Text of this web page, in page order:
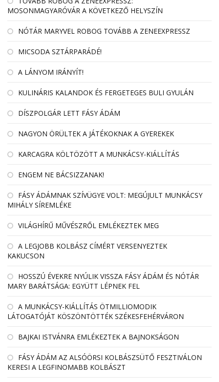
MOSONMAGYARÓVÁR A KÖVETKEZŐ HELYSZÍN
NÓTÁR MARYVEL ROBOG TOVÁBB A ZENEEXPRESSZ
MICSODA SZTÁRPARÁDÉ!
A LÁNYOM IRÁNYÍT!
KULINÁRIS KALANDOK ÉS FERGETEGES BULI GYULÁN
DÍSZPOLGÁR LETT FÁSY ÁDÁM
NAGYON ÖRÜLTEK A JÁTÉKOKNAK A GYEREKEK
KARCAGRA KÖLTÖZÖTT A MUNKÁCSY-KIÁLLÍTÁS
ENGEM NE BÁCSIZZANAK!
FÁSY ÁDÁMNAK SZÍVÜGYE VOLT: MEGÚJULT MUNKÁCSY
MIHÁLY SÍREMLÉKE
VILÁGHÍRŰ MŰVÉSZRŐL EMLÉKEZTEK MEG
A LEGJOBB KOLBÁSZ CÍMÉRT VERSENYEZTEK
KAKUCSON
HOSSZÚ ÉVEKRE NYÚLIK VISSZA FÁSY ÁDÁM ÉS NÓTÁR
MARY BARÁTSÁGA: EGYÜTT LÉPNEK FEL
A MUNKÁCSY-KIÁLLÍTÁS ÖTMILLIOMODIK
LÁTOGATÓJÁT KÖSZÖNTÖTTÉK SZÉKESFEHÉRVÁRON
BAJKAI ISTVÁNRA EMLÉKEZTEK A BAJNOKSÁGON
FÁSY ÁDÁM AZ ALSÓÖRSI KOLBÁSZSÜTŐ FESZTIVÁLON
KERESI A LEGFINOMABB KOLBÁSZT